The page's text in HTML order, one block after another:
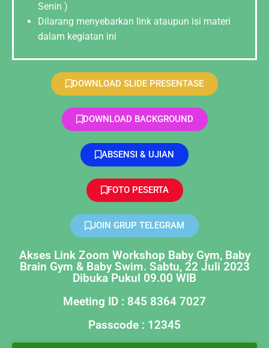
Senin )
Dilarang menyebarkan link ataupun isi materi
dalam kegiatan ini
DOWNLOAD SLIDE PRESENTASE
DOWNLOAD BACKGROUND
ABSENSI & UJIAN
FOTO PESERTA
JOIN GRUP TELEGRAM
Akses Link Zoom Workshop Baby Gym, Baby
Brain Gym & Baby Swim. Sabtu, 22 Juli 2023
Dibuka Pukul 09.00 WIB
Meeting ID : 845 8364 7027
Passcode : 12345